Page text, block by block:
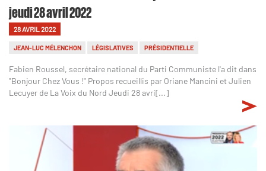
jeudi 28 avril 2022
28 AVRIL 2022
JEAN-LUC MÉLENCHON LÉGISLATIVES PRÉSIDENTIELLE
Fabien Roussel, secrétaire national du Parti Communiste l'a dit dans
"Bonjour Chez Vous !" Propos recueillis par Oriane Mancini et Julien
Lecuyer de La Voix du Nord Jeudi 28 avri[...]